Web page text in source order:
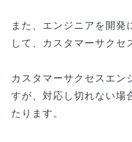
また、エンジニアを開発
して、カスタマーサクセ
カスタマーサクセスエン
すが、対応し切れない場
たります。